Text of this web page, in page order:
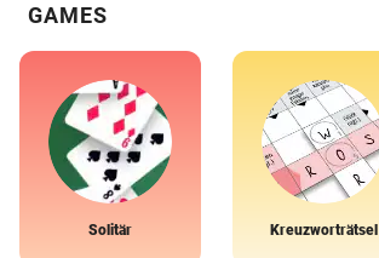
GAMES
Solitär Kreuzworträtsel